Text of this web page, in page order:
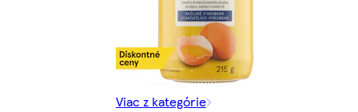
Viac z kategórie